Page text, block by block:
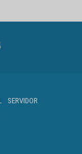
SERVIDOR